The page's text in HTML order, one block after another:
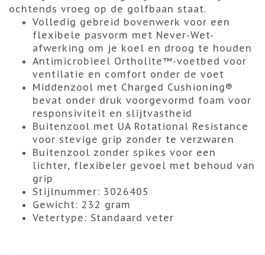
ochtends vroeg op de golfbaan staat.
Volledig gebreid bovenwerk voor een
flexibele pasvorm met Never-Wet-
afwerking om je koel en droog te houden
Antimicrobieel Ortholite™️-voetbed voor
ventilatie en comfort onder de voet
Middenzool met Charged Cushioning®
bevat onder druk voorgevormd foam voor
responsiviteit en slijtvastheid
Buitenzool met UA Rotational Resistance
voor stevige grip zonder te verzwaren
Buitenzool zonder spikes voor een
lichter, flexibeler gevoel met behoud van
grip
Stijlnummer: 3026405
Gewicht: 232 gram
Vetertype: Standaard veter